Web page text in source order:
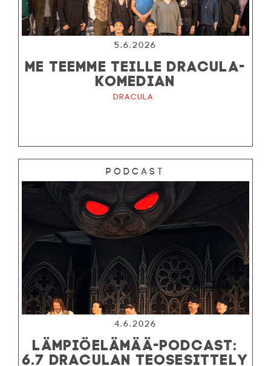
5.6.2026
ME TEEMME TEILLE DRACULA-
KOMEDIAN
Dracula
Podcast
4.6.2026
LÄMPIÖELÄMÄÄ-PODCAST:
6.7 DRACULAN TEOSESITTELY